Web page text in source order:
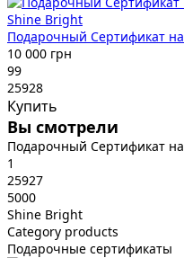
Shine Bright
Подарочный Сертификат
10 000 грн
99
25928
Купить
Вы смотрели
Подарочный Сертификат
1
25927
5000
Shine Bright
Category products
Подарочные сертификаты